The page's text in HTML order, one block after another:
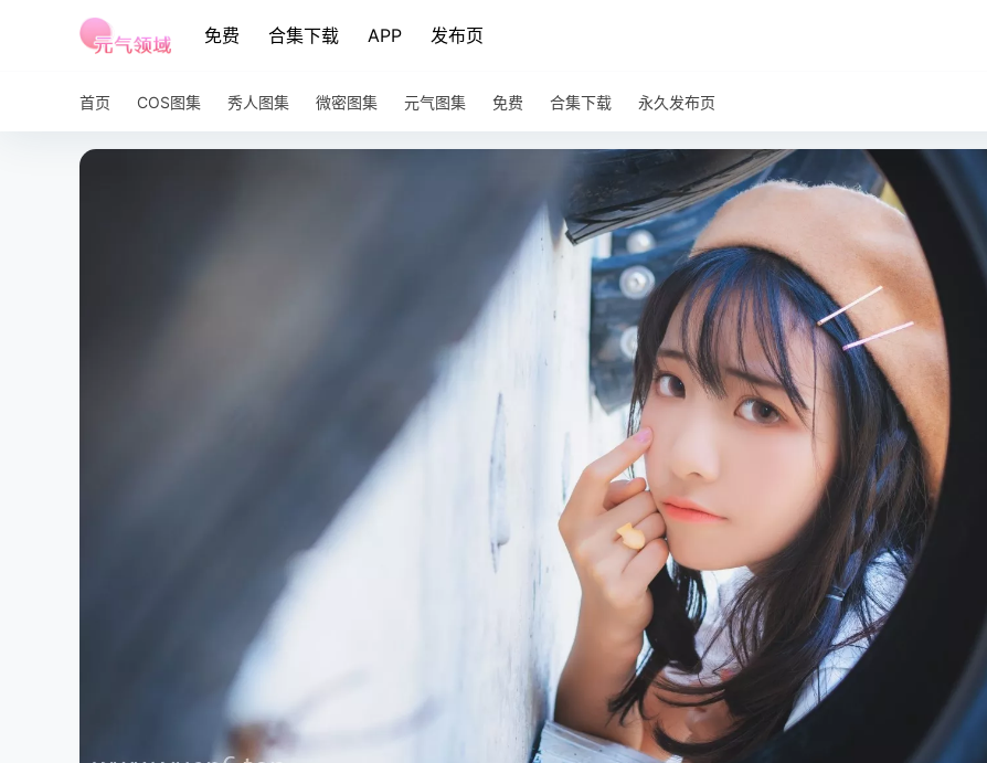
免费 合集下载 APP 发布页
首页 COS图集 秀人图集 微密图集 元气图集 免费 合集下载 永久发布页